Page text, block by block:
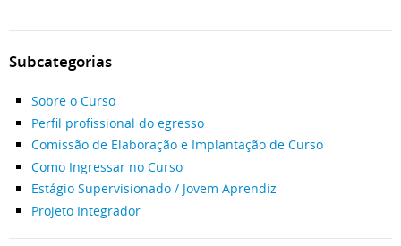
Subcategorias
Sobre o Curso
Perfil profissional do egresso
Comissão de Elaboração e Implantação de Curso
Como Ingressar no Curso
Estágio Supervisionado / Jovem Aprendiz
Projeto Integrador